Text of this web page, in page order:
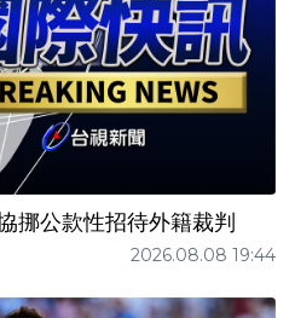
挪公款性招待外籍裁判
2026.08.08 19:44